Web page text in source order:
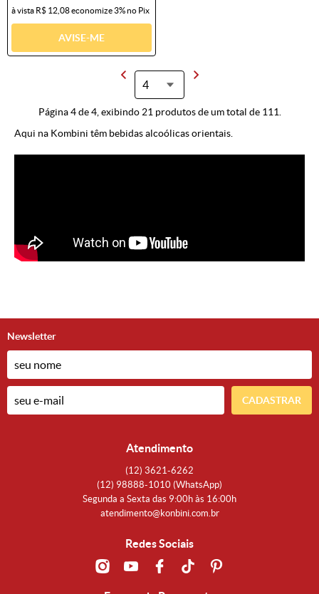
à vista R$ 12,08economize3%no Pix
AVISE-ME
Página 4 de 4, exibindo 21 produtos de um total de 111.
Aqui na Kombini têm bebidas alcoólicas orientais.
Newsletter
CADASTRAR
Atendimento
(12) 3621-6262
(12) 98888-1010 (WhatsApp)
Segunda a Sexta das 9:00h às 16:00h
atendimento@konbini.com.br
Redes Sociais